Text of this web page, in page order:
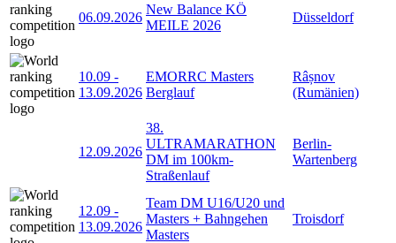
06.09.2026
New Balance KÖ
MEILE 2026
Düsseldorf
10.09 -
13.09.2026
EMORRC Masters
Berglauf
Râșnov
(Rumänien)
12.09.2026
38.
ULTRAMARATHON
DM im 100km-
Straßenlauf
Berlin-
Wartenberg
12.09 -
13.09.2026
Team DM U16/U20 und
Masters + Bahngehen
Masters
Troisdorf